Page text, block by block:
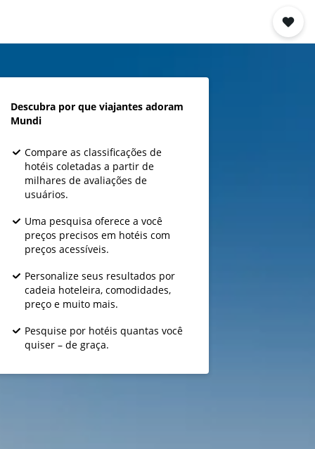
Descubra por que viajantes adoram
Mundi
Compare as classificações de
hotéis coletadas a partir de
milhares de avaliações de
usuários.
Uma pesquisa oferece a você
preços precisos em hotéis com
preços acessíveis.
Personalize seus resultados por
cadeia hoteleira, comodidades,
preço e muito mais.
Pesquise por hotéis quantas você
quiser – de graça.